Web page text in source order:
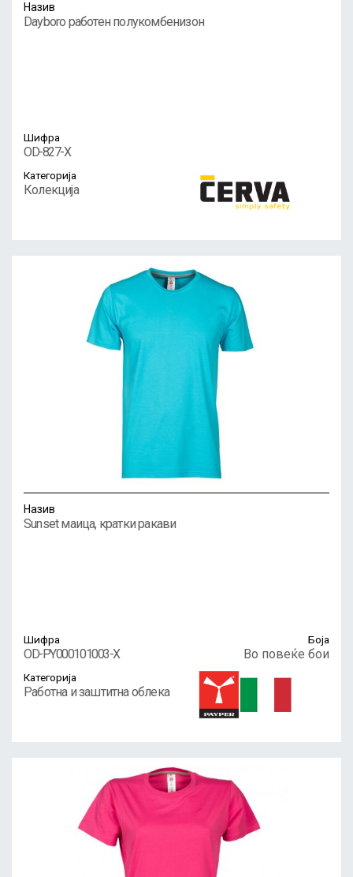
Назив
Dayboro работен полукомбенизон
Шифра
OD-827-X
Категорија
Колекција
Назив
Sunset маица, кратки ракави
Шифра
OD-PY000101003-X
Боја
Во повеќе бои
Категорија
Работна и заштитна облека